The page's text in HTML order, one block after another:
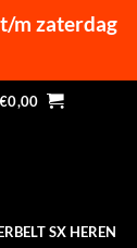
m zaterdag
€0,00
SX HEREN